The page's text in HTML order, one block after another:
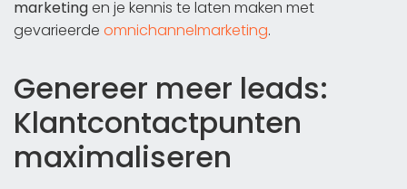
marketingen je kennis te laten maken met
gevarieerde omnichannelmarketing.
Genereer meer leads:
Klantcontactpunten
maximaliseren